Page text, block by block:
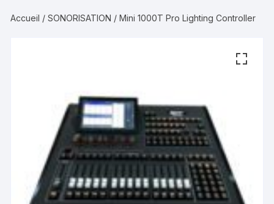
Accueil /SONORISATION / Mini 1000T Pro Lighting Controller